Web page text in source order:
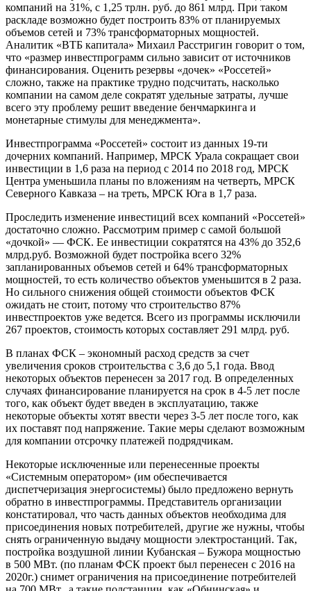
компаний на 31%, с 1,25 трлн. руб. до 861 млрд. При таком
раскладе возможно будет построить 83% от планируемых
объемов сетей и 73% трансформаторных мощностей.
Аналитик «ВТБ капитала» Михаил Расстригин говорит о том,
что «размер инвестпрограмм сильно зависит от источников
финансирования. Оценить резервы «дочек» «Россетей»
сложно, также на практике трудно подсчитать, насколько
компании на самом деле сократят удельные затраты, лучше
всего эту проблему решит введение бенчмаркинга и
монетарные стимулы для менеджмента».
Инвестпрограмма «Россетей» состоит из данных 19-ти
дочерних компаний. Например, МРСК Урала сокращает свои
инвестиции в 1,6 раза на период с 2014 по 2018 год, МРСК
Центра уменьшила планы по вложениям на четверть, МРСК
Северного Кавказа – на треть, МРСК Юга в 1,7 раза.
Проследить изменение инвестиций всех компаний «Россетей»
достаточно сложно. Рассмотрим пример с самой большой
«дочкой» — ФСК. Ее инвестиции сократятся на 43% до 352,6
млрд.руб. Возможной будет постройка всего 32%
запланированных объемов сетей и 64% трансформаторных
мощностей, то есть количество объектов уменьшится в 2 раза.
Но сильного снижения общей стоимости объектов ФСК
ожидать не стоит, потому что строительство 87%
инвестпроектов уже ведется. Всего из программы исключили
267 проектов, стоимость которых составляет 291 млрд. руб.
В планах ФСК – экономный расход средств за счет
увеличения сроков строительства с 3,6 до 5,1 года. Ввод
некоторых объектов перенесен за 2017 год. В определенных
случаях финансирование планируется на срок в 4-5 лет после
того, как объект будет введен в эксплуатацию, также
некоторые объекты хотят ввести через 3-5 лет после того, как
их поставят под напряжение. Такие меры сделают возможным
для компании отсрочку платежей подрядчикам.
Некоторые исключенные или перенесенные проекты
«Системным оператором» (им обеспечивается
диспетчеризация энергосистемы) было предложено вернуть
обратно в инвестпрограммы. Представитель организации
констатировал, что часть данных объектов необходима для
присоединения новых потребителей, другие же нужны, чтобы
снять ограниченную выдачу мощности электростанций. Так,
постройка воздушной линии Кубанская – Бужора мощностью
в 500 МВт. (по планам ФСК проект был перенесен с 2016 на
2020г.) снимет ограничения на присоединение потребителей